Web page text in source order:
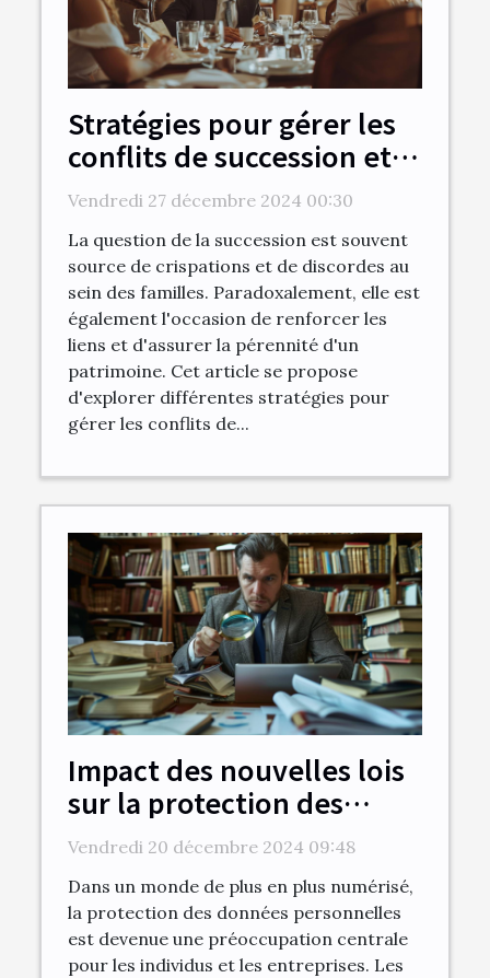
Stratégies pour gérer les
conflits de succession et
assurer une répartition
Vendredi 27 décembre 2024 00:30
La question de la succession est souvent
source de crispations et de discordes au
sein des familles. Paradoxalement, elle est
également l'occasion de renforcer les
liens et d'assurer la pérennité d'un
patrimoine. Cet article se propose
d'explorer différentes stratégies pour
gérer les conflits de...
Impact des nouvelles lois
sur la protection des
données personnelles
Vendredi 20 décembre 2024 09:48
Dans un monde de plus en plus numérisé,
la protection des données personnelles
est devenue une préoccupation centrale
pour les individus et les entreprises. Les